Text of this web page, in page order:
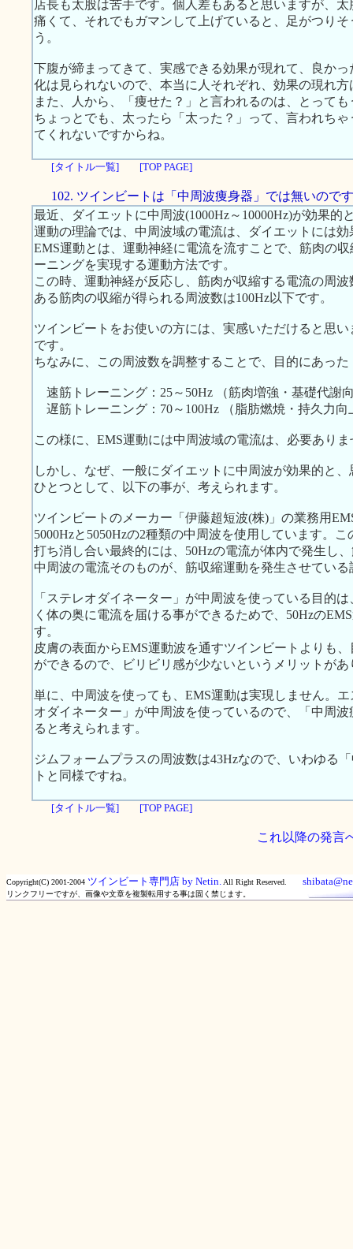
店長も太股は苦手です。個人差もあると思いますが、
痛くて、それでもガマンして上げていると、足がつり
う。
下腹が締まってきて、実感できる効果が現れて、良か
化は見られないので、本当に人それぞれ、効果の現れ方
また、人から、「痩せた？」と言われるのは、とって
ちょっとでも、太ったら「太った？」って、言われち
てくれないですからね。
[タイトル一覧] [TOP PAGE]
102. ツインビートは「中周波痩身器」では無いので
最近、ダイエットに中周波(1000Hz～10000Hz)が効果的
運動の理論では、中周波域の電流は、ダイエットには
EMS運動とは、運動神経に電流を流すことで、筋肉の
ーニングを実現する運動方法です。
この時、運動神経が反応し、筋肉が収縮する電流の周
ある筋肉の収縮が得られる周波数は100Hz以下です。
ツインビートをお使いの方には、実感いただけると思
です。
ちなみに、この周波数を調整することで、目的にあっ
速筋トレーニング：25～50Hz （筋肉増強・基礎代謝
遅筋トレーニング：70～100Hz （脂肪燃焼・持久力向
この様に、EMS運動には中周波域の電流は、必要ありま
しかし、なぜ、一般にダイエットに中周波が効果的と
ひとつとして、以下の事が、考えられます。
ツインビートのメーカー「伊藤超短波(株)」の業務用
5000Hzと5050Hzの2種類の中周波を使用しています。
打ち消し合い最終的には、50Hzの電流が体内で発生し
中周波の電流そのものが、筋収縮運動を発生させてい
「ステレオダイネーター」が中周波を使っている目的
く体の奥に電流を届ける事ができるためで、50Hzの
す。
皮膚の表面からEMS運動波を通すツインビートよりも
ができるので、ビリビリ感が少ないというメリットがあ
単に、中周波を使っても、EMS運動は実現しません。
オダイネーター」が中周波を使っているので、「中周
ると考えられます。
ジムフォームプラスの周波数は43Hzなので、いわゆる
トと同様ですね。
[タイトル一覧] [TOP PAGE]
これ以降の発言
Copyright(C) 2001-2004 ツインビート専門店 by Netin. All Right Reserved.
リンクフリーですが、画像や文章を複製転用する事は固く禁じます。